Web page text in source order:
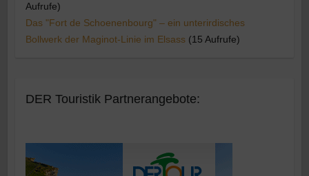
Aufrufe)
Das "Fort de Schoenenbourg" – ein unterirdisches
Bollwerk der Maginot-Linie im Elsass (15 Aufrufe)
DER Touristik Partnerangebote: